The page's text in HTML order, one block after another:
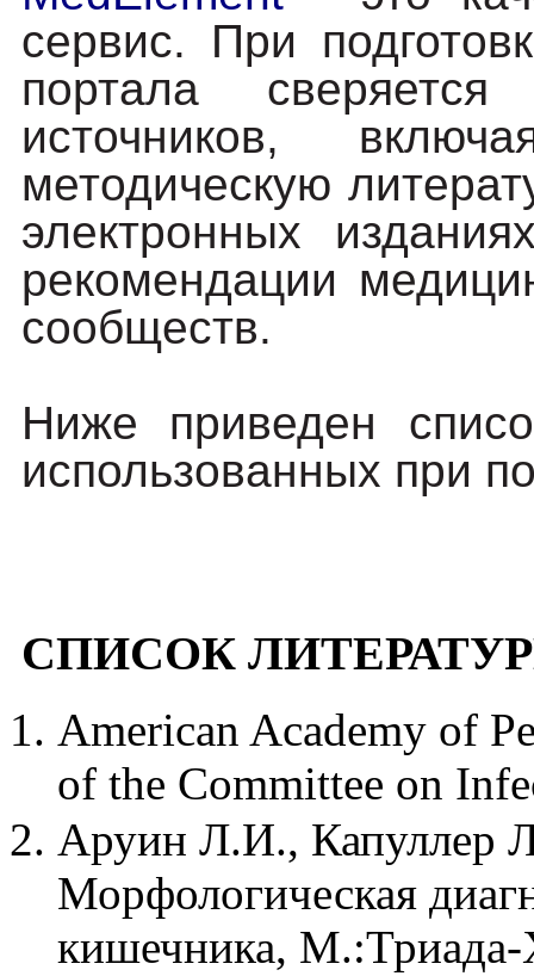
сервис. При
портала
источников,
методическую
электронных
рекомендации
сообществ.
Ниже приведен
использованных при
СПИСОК
American Academy of
of the Committee on
Аруин Л.И., Капуллер
Морфологическая
кишечника, М.:Триада-